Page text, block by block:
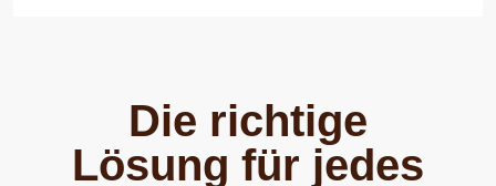
Die richtige
Lösung für jedes